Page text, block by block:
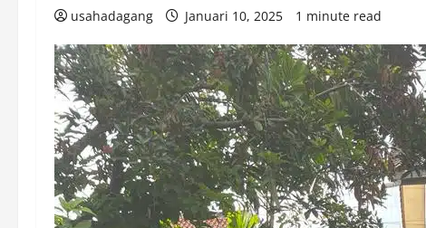
usahadagang Januari 10, 2025 1 minute read